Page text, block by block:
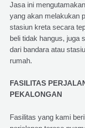
Jasa ini
yang akan melakukan
stasiun kreta secara
beli tidak hangus, juga
dari bandara atau
rumah.
FASILITAS
PEKALONGAN
Fasilitas yang kami